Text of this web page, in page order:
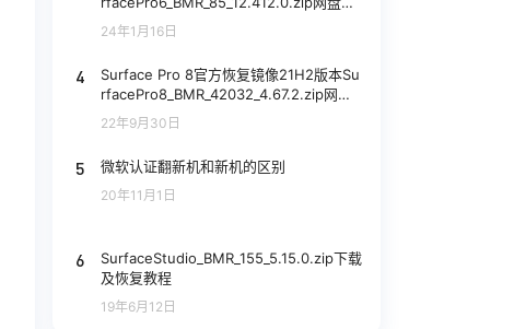
24年1月16日
4
Surface Pro 8官方恢复镜像21H2版本Su
rfacePro8_BMR_42032_4.67.2.zip网盘
下载
22年9月30日
5 微软认证翻新机和新机的区别
20年11月1日
6
SurfaceStudio_BMR_155_5.15.0.zip下载
及恢复教程
19年6月12日